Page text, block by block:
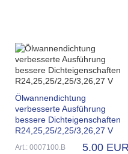
Ölwannendichtung
verbesserte Ausführung
bessere Dichteigenschaften
R24,25,25/2,25/3,26,27 V
Art.: 0007100.B 5.00